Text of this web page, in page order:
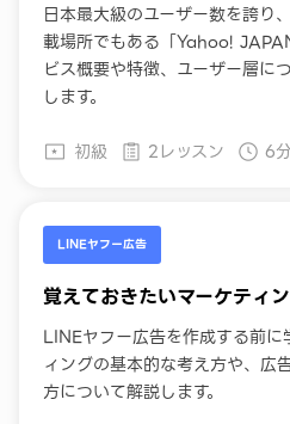
日本最大級のユーザー数を誇り
載場所でもある「Yahoo!
ビス概要や特徴、ユーザー層に
します。
初級 2レッスン 6分
LINEヤフー広告
覚えておきたいマーケティ
LINEヤフー広告を作成する前
ィングの基本的な考え方や、広
方について解説します。